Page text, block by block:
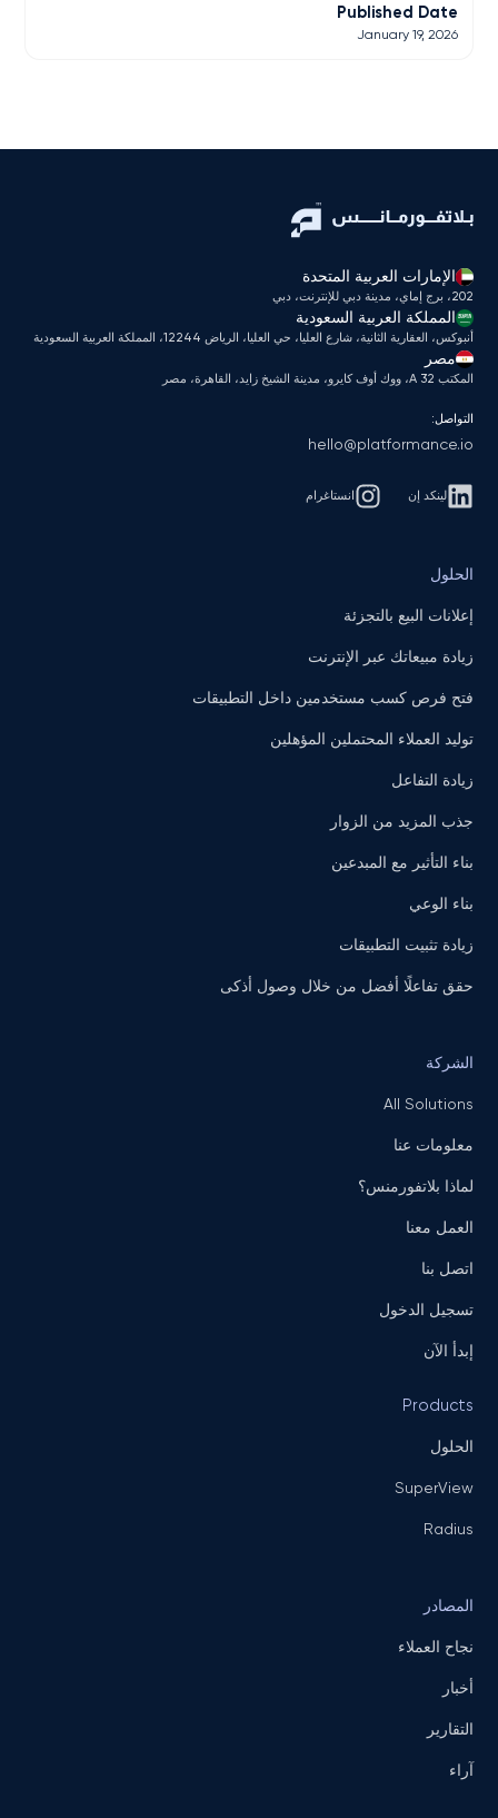
Published Date
January 19, 2026
الإمارات العربية المتحدة
202، برج إماي، مدينة دبي للإنترنت، دبي
المملكة العربية السعودية
أنبوكس، العقارية الثانية، شارع العليا، حي العليا، الرياض 12244، المملكة العربية السعودية
مصر
المكتب A 32، ووك أوف كايرو، مدينة الشيخ زايد، القاهرة، مصر
التواصل:
hello@platformance.io
لينكد إن انستاغرام
الحلول
إعلانات البيع بالتجزئة
زيادة مبيعاتك عبر الإنترنت
فتح فرص كسب مستخدمين داخل التطبيقات
توليد العملاء المحتملين المؤهلين
زيادة التفاعل
جذب المزيد من الزوار
بناء التأثير مع المبدعين
بناء الوعي
زيادة تثبيت التطبيقات
حقق تفاعلًا أفضل من خلال وصول أذكى
الشركة
All Solutions
معلومات عنا
لماذا بلاتفورمنس؟
العمل معنا
اتصل بنا
تسجيل الدخول
إبدأ الآن
Products
الحلول
SuperView
Radius
المصادر
نجاح العملاء
أخبار
التقارير
آراء